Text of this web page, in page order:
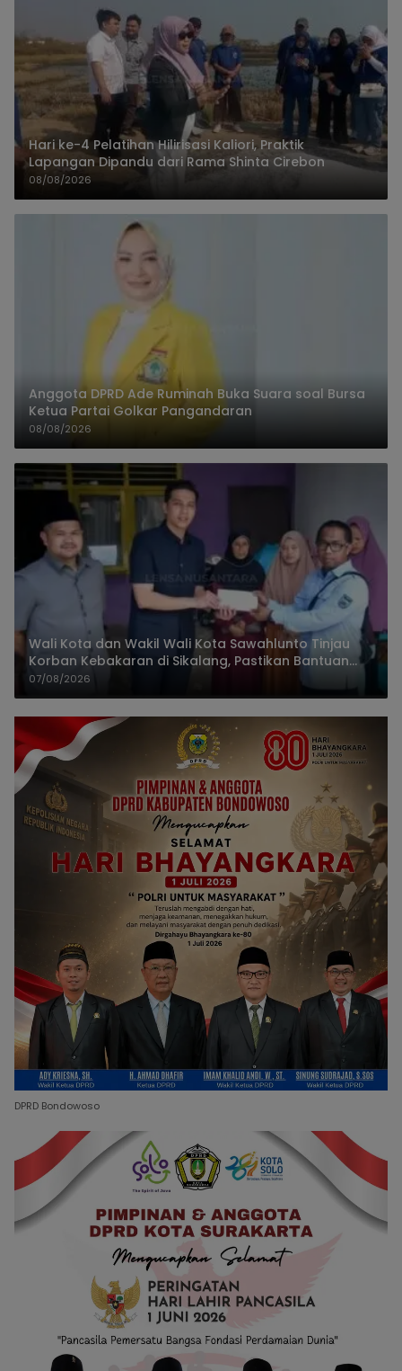
Hari ke-4 Pelatihan Hilirisasi Kaliori, Praktik
Lapangan Dipandu dari Rama Shinta Cirebon
08/08/2026
Anggota DPRD Ade Ruminah Buka Suara soal Bursa
Ketua Partai Golkar Pangandaran
08/08/2026
Wali Kota dan Wakil Wali Kota Sawahlunto Tinjau
Korban Kebakaran di Sikalang, Pastikan Bantuan
dan Perkuat Mitigasi Bencana
07/08/2026
DPRD Bondowoso